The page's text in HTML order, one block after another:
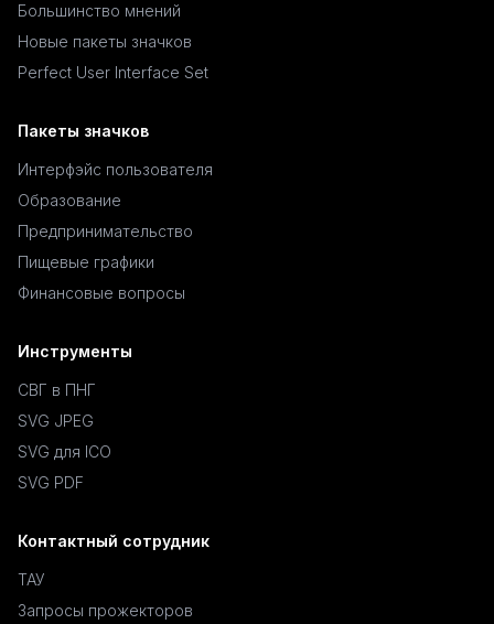
Большинство мнений
Новые пакеты значков
Perfect User Interface Set
Пакеты значков
Интерфэйс пользователя
Образование
Предпринимательство
Пищевые графики
Финансовые вопросы
Инструменты
СВГ в ПНГ
SVG JPEG
SVG для ICO
SVG PDF
Контактный сотрудник
ТАУ
Запросы прожекторов